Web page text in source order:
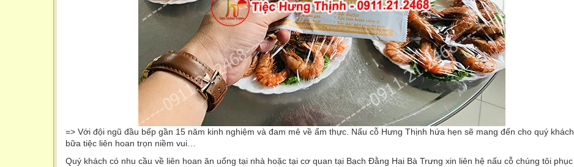
=> Với đội ngũ đầu bếp gần 15 năm kinh nghiệm và đam mê về ẩm thực. Nấu cỗ Hưng Thịnh hứa hẹn sẽ mang đến cho quý khách
bữa tiệc liên hoan trọn niềm vui…
Quý khách có nhu cầu về liên hoan ăn uống tại nhà hoặc tại cơ quan tại Bạch Đằng Hai Bà Trưng xin liên hệ nấu cỗ chúng tôi phục